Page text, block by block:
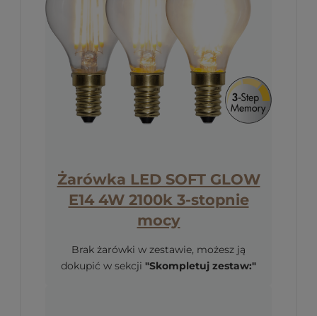
Żarówka LED SOFT GLOW
E14 4W 2100k 3-stopnie
mocy
Brak żarówki w zestawie, możesz ją
dokupić w sekcji "Skompletuj zestaw:"